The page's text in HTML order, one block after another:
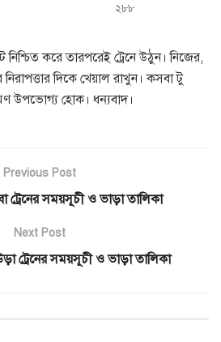
২৮৮
করে তারপরেই ট্রেনে উঠুন। নিজের,
দিকে খেয়াল রাখুন। কসবা টু
উপভোগ্য হোক। ধন্যবাদ।
Previous Post
ট্রেনের সময়সূচী ও ভাড়া তালিকা
Next Post
ট্রেনের সময়সূচী ও ভাড়া তালিকা